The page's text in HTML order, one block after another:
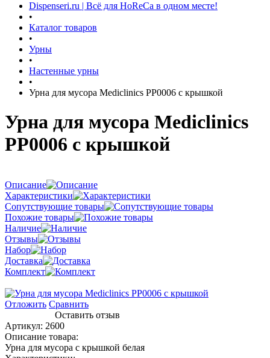
Dispenseri.ru | Всё для HoReCa в одном месте!
•
Каталог товаров
•
Урны
•
Настенные урны
•
Урна для мусора Mediclinics PP0006 с крышкой
Урна для мусора Mediclinics
PP0006 с крышкой
Описание
Характеристики
Сопутствующие товары
Похожие товары
Наличие
Отзывы
Набор
Доставка
Комплект
Отложить Сравнить
Оставить отзыв
Артикул: 2600
Описание товара:
Урна для мусора с крышкой белая